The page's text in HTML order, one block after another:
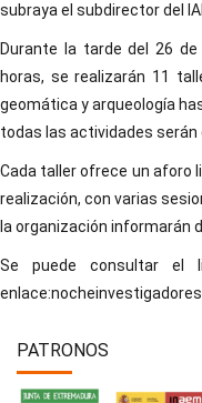
subraya el subdirector del
Durante la tarde del 26
horas, se realizarán 11
geomática y arqueología
todas las actividades
Cada taller ofrece un aforo
realización, con varias
la organización informarán
Se puede consultar el
PATRONOS